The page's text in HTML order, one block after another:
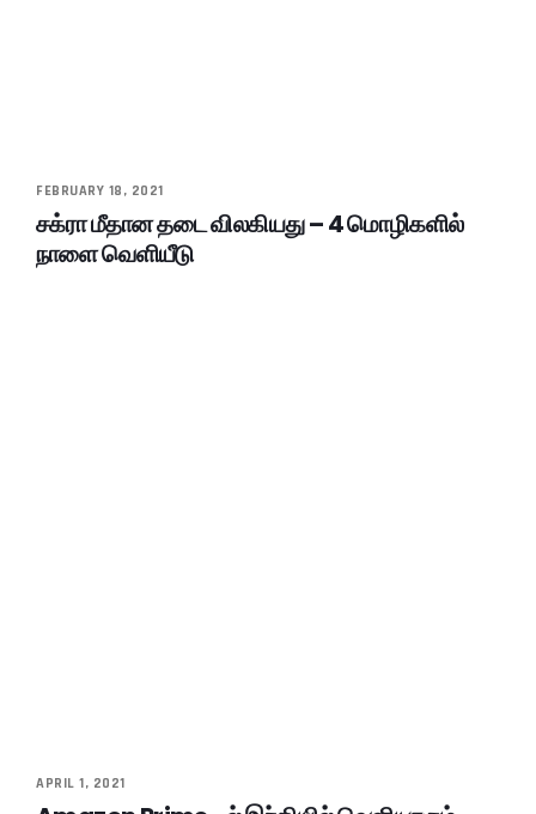
FEBRUARY 18, 2021
சக்ரா மீதான தடை விலகியது – 4 மொழிகளில்
நாளை வெளியீடு
APRIL 1, 2021